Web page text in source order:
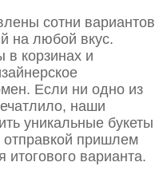
сотни вариантов
на любой вкус.
в корзинах и
Если ни одно из
наши
уникальные букеты
пришлем
варианта.